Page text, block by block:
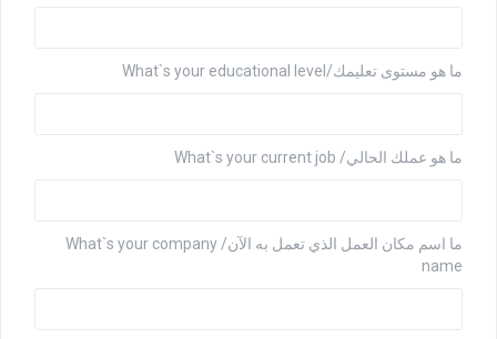
ما هو مستوى تعليمك/What`s your educational level
ما هو عملك الحالي/ What`s your current job
ما اسم مكان العمل الذي تعمل به الآن/ What`s your company
name